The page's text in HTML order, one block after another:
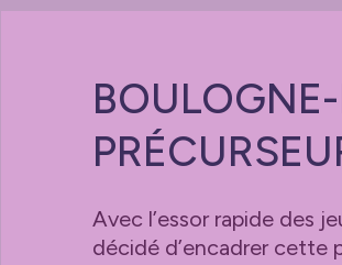
Avec l’essor rapide des
décidé d’encadrer cette